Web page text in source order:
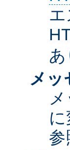
あ
メッ
参